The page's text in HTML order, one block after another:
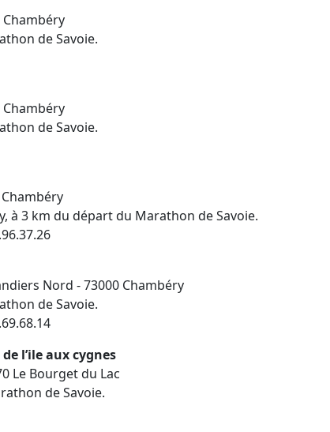
Chambéry
de Savoie.
Chambéry
de Savoie.
à 3 km du départ du Marathon de Savoie.
Nord - 73000 Chambéry
de Savoie.
l’ile aux cygnes
Le Bourget du Lac
de Savoie.